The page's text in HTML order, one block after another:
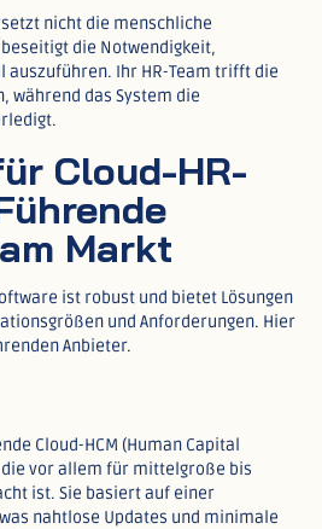
nicht die menschliche
die Notwendigkeit,
auszuführen. Ihr HR-Team trifft die
während das System die
Cloud-HR-
Markt
ist robust und bietet Lösungen
und Anforderungen. Hier
Anbieter.
Cloud-HCM (Human Capital
vor allem für mittelgroße bis
ist. Sie basiert auf einer
nahtlose Updates und minimale